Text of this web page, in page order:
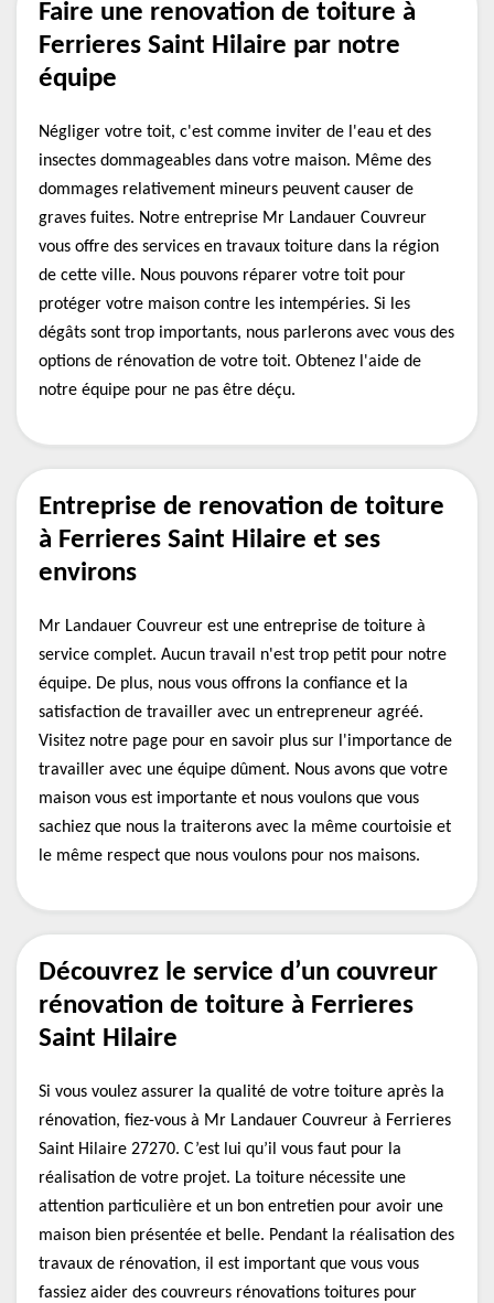
Faire une renovation de toiture à
Ferrieres Saint Hilaire par notre
équipe
Négliger votre toit, c'est comme inviter de l'eau et des
insectes dommageables dans votre maison. Même des
dommages relativement mineurs peuvent causer de
graves fuites. Notre entreprise Mr Landauer Couvreur
vous offre des services en travaux toiture dans la région
de cette ville. Nous pouvons réparer votre toit pour
protéger votre maison contre les intempéries. Si les
dégâts sont trop importants, nous parlerons avec vous des
options de rénovation de votre toit. Obtenez l'aide de
notre équipe pour ne pas être déçu.
Entreprise de renovation de toiture
à Ferrieres Saint Hilaire et ses
environs
Mr Landauer Couvreur est une entreprise de toiture à
service complet. Aucun travail n'est trop petit pour notre
équipe. De plus, nous vous offrons la confiance et la
satisfaction de travailler avec un entrepreneur agréé.
Visitez notre page pour en savoir plus sur l'importance de
travailler avec une équipe dûment. Nous avons que votre
maison vous est importante et nous voulons que vous
sachiez que nous la traiterons avec la même courtoisie et
le même respect que nous voulons pour nos maisons.
Découvrez le service d’un couvreur
rénovation de toiture à Ferrieres
Saint Hilaire
Si vous voulez assurer la qualité de votre toiture après la
rénovation, fiez-vous à Mr Landauer Couvreur à Ferrieres
Saint Hilaire 27270. C’est lui qu’il vous faut pour la
réalisation de votre projet. La toiture nécessite une
attention particulière et un bon entretien pour avoir une
maison bien présentée et belle. Pendant la réalisation des
travaux de rénovation, il est important que vous vous
fassiez aider des couvreurs rénovations toitures pour